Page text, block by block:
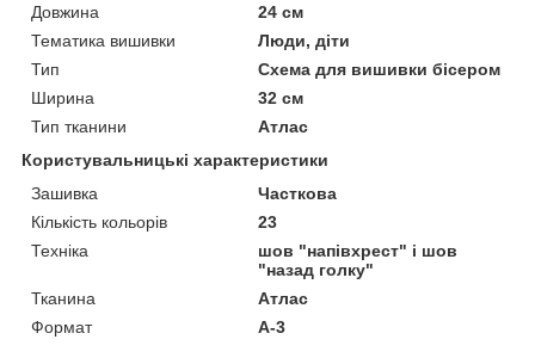
Довжина
24 см
Тематика вишивки
Люди, діти
Тип
Схема для вишивки бісером
Ширина
32 см
Тип тканини
Атлас
Користувальницькі характеристики
Зашивка
Часткова
Кількість кольорів
23
Техніка
шов "напівхрест" і шов
"назад голку"
Тканина
Атлас
Формат
A-3